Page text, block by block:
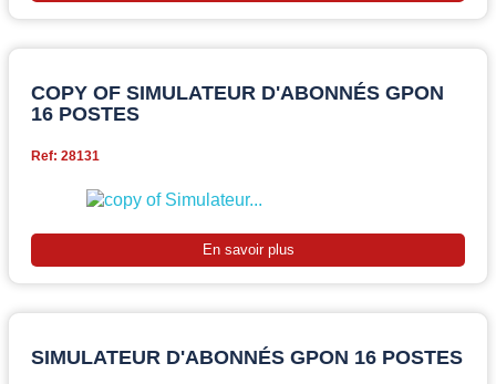
COPY OF SIMULATEUR D'ABONNÉS GPON
16 POSTES
Ref: 28131
En savoir plus
SIMULATEUR D'ABONNÉS GPON 16 POSTES